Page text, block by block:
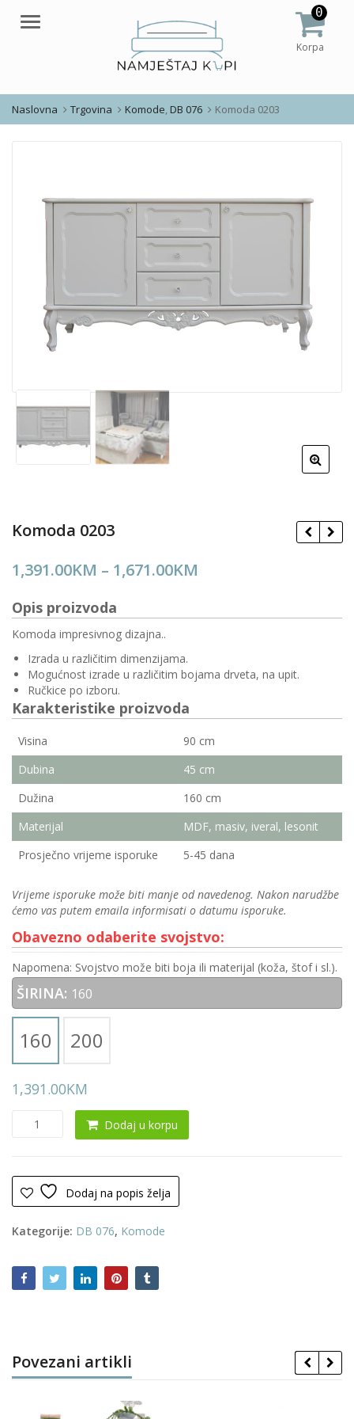
Meni
0
Korpa
Naslovna Trgovina Komode,DB 076 Komoda 0203
Komoda 0203
1,391.00KM – 1,671.00KM
1,391.00KM
Opis proizvoda
Komoda impresivnog dizajna..
Izrada u različitim dimenzijama.
Mogućnost izrade u različitim bojama drveta, na upit.
Ručkice po izboru.
Karakteristike proizvoda
Visina
90 cm
Dubina
45 cm
Dužina
160 cm
Materijal
MDF, masiv, iveral, lesonit
Prosječno vrijeme isporuke
5-45 dana
Vrijeme isporuke može biti manje od navedenog. Nakon narudžbe
ćemo vas putem emaila informisati o datumu isporuke.
Obavezno odaberite svojstvo:
Napomena: Svojstvo može biti boja ili materijal (koža, štof i sl.).
ŠIRINA: 160
160 200
1,391.00KM
Dodaj u korpu
Dodaj na popis želja
Kategorije: DB 076, Komode
Povezani artikli